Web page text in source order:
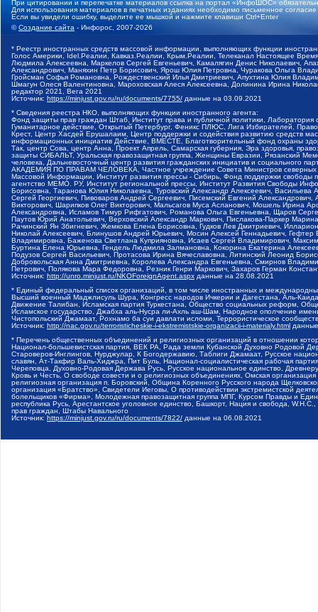
При цитировании и перепечатке материалов ссылка на портал «ИнфоШОС»
Для использования материалов в печатных изданиях необходимо письменное
Если вы увидели ошибку, выделите ее мышкой и нажмите клавиши Ctrl+Enter
©Создание сайта - Инфорос, 2007-2026
* Реестр иностранных средств массовой информации, выполняющих функции
Голос Америки, Idel.Реалии, Кавказ.Реалии, Крым.Реалии, Телеканал Настоящее
Людмила Алексеевна, Маркелов Сергей Евгеньевич, Камалягин Денис Николаевич,
Александрович, Маняхин Петр Борисович, Ярош Юлия Петровна, Чуракова Ольга
Гройсман Софья Романовна, Рождественский Илья Дмитриевич, Апухтина Юлия
Шмагун Олеся Валентиновна, Мароховская Алеся Алексеевна, Долинина Ирина
редактор 2021, Вега 2021
Источник: https://minjust.gov.ru/ru/documents/7755/ данные на 03.09.2021
* Сведения реестра НКО, выполняющих функции иностранного агента:
Фонд защиты прав граждан Штаб, Институт права и публичной политики,
Гуманитарное действие, Открытый Петербург, Феникс ПЛЮС, Лига Избирателей,
Крест, Центр Хасдей Ерушалаим, Центр поддержки и содействия развитию средств
информационных инициатив Действие, ВМЕСТЕ, Благотворительный фонд охраны
Так, центр Сова, центр Анна, Проект Апрель, Самарская губерния, Эра здоровья,
защиты СИБАЛЬТ, Уральская правозащитная группа, Женщины Евразии, Рязанский
человека, Дальневосточный центр развития гражданских инициатив и социального
АКАДЕМИЯ ПО ПРАВАМ ЧЕЛОВЕКА, Частное учреждение Совета Министров северных
Массовой Информации, Институт развития прессы - Сибирь, Фонд поддержки
агентство МЕМО. РУ, Институт региональной прессы, Институт Развития Свободы
Борисовна, Таранова Юлия Николаевна, Туровский Александр Алексеевич,
Сергей Георгиевич, Пивоваров Андрей Сергеевич, Писемский Евгений
Викторович, Шарипков Олег Викторович, Мальсагов Муса Асланович, Мошель Ирина
Александровна, Исламов Тимур Рифгатович, Романова Ольга Евгеньевна, Щаров
Паутов Юрий Анатольевич, Верховский Александр Маркович, Пислакова-Паркер
Рачинский Ян Збигневич, Жемкова Елена Борисовна, Гудков Лев Дмитриевич,
Николай Алексеевич, Блинушов Андрей Юрьевич, Мосин Алексей Геннадьевич,
Владимировна, Баженова Светлана Куприяновна, Исаев Сергей Владимирович,
Буртина Елена Юрьевна, Гендель Людмила Залмановна, Кокорина Екатерина
Подузов Сергей Васильевич, Протасова Ирина Вячеславовна, Литинский Леонид
Добровольская Анна Дмитриевна, Королева Александра Евгеньевна, Смирнов
Петрович, Полякова Мара Федоровна, Резник Генри Маркович, Захаров Герман
Источник: http://unro.minjust.ru/NKOForeignAgent.aspx данные на 28.08.2021
* Единый федеральный список организаций, в том числе иностранных и
Высший военный Маджлисуль Шура, Конгресс народов Ичкерии и Дагестана, Аль-
Движение Талибан, Исламская партия Туркестана, Общество социальных реформ,
Исламское государство, Джабха аль-Нусра ли-Ахль аш-Шам, Народное ополчение
Чистопольский Джамаат, Рохнамо ба суи давлати исломи, Террористическое
Источник: http://nac.gov.ru/terroristicheskie-i-ekstremistskie-organizacii-i-materialy.html
* Перечень общественных объединений и религиозных организаций в отношении
Национал-большевистская партия, ВЕК РА, Рада земли Кубанской Духовно Родовой
Староверов-Инглингов, Нурджулар, К Богодержавию, Таблиги Джамаат, Русское
славян, Ат-Такфир Валь-Хиджра, Пит Буль, Национал-социалистическая рабочая
Череповца, Духовно-Родовая Держава Русь, Русское национальное единство,
Кровь и Честь, О свободе совести и о религиозных объединениях, Омская
религиозная организация п. Боровский, Община Коренного Русского народа
организация «Братство», Свидетели Иеговы, О противодействии экстремистской
болельщиков «Фирма», Молодежная правозащитная группа МПГ, Курсом Правды и
республика Русь, Арестантское уголовное единство, Башкорт, Нация и свобода,
прав граждан, Штабы Навального
Источник: https://minjust.gov.ru/ru/documents/7822/ данные на 06.08.2021